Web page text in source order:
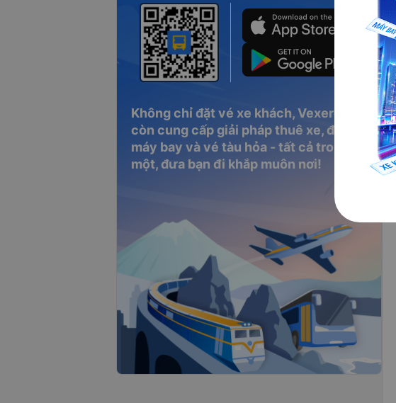
Không chỉ đặt vé xe khách, Vexere
còn cung cấp giải pháp thuê xe, đặt vé
máy bay và vé tàu hỏa - tất cả trong
một, đưa bạn đi khắp muôn nơi!